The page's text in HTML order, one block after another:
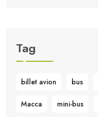
Tag
billet avion bus
Macca mini-bus